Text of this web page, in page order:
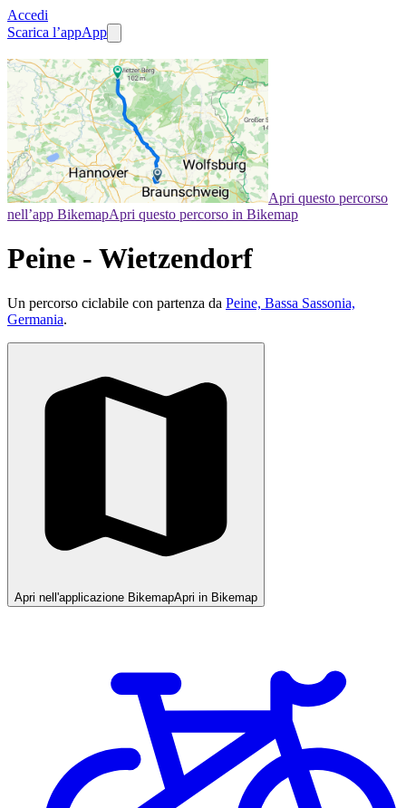
Accedi
Scarica l’appApp
Apri questo percorso
nell’app BikemapApri questo percorso in Bikemap
Peine - Wietzendorf
Un percorso ciclabile con partenza da Peine, Bassa Sassonia,
Germania.
Apri nell'applicazione BikemapApri in Bikemap